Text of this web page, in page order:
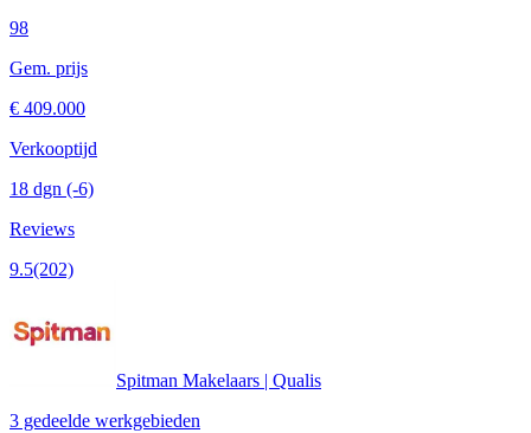
98
Gem. prijs
€ 409.000
Verkooptijd
18 dgn (-6)
Reviews
9.5(202)
Spitman Makelaars | Qualis
3 gedeelde werkgebieden